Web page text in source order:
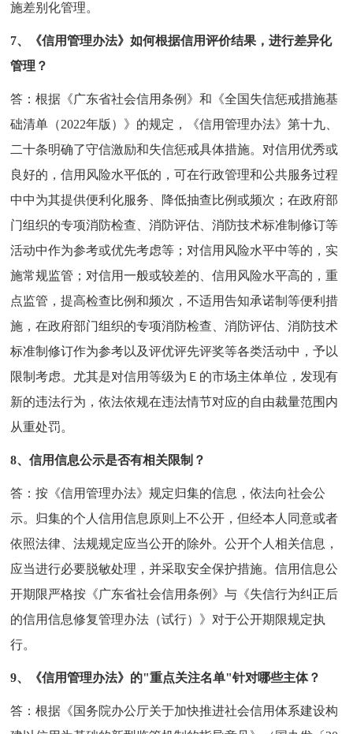
施差别化管理。
7、《信用管理办法》如何根据信用评价结果，进行差异化
管理？
答：根据《广东省社会信用条例》和《全国失信惩戒措施基
础清单（2022年版）》的规定，《信用管理办法》第十九、
二十条明确了守信激励和失信惩戒具体措施。对信用优秀或
良好的，信用风险水平低的，可在行政管理和公共服务过程
中中为其提供便利化服务、降低抽查比例或频次；在政府部
门组织的专项消防检查、消防评估、消防技术标准制修订等
活动中作为参考或优先考虑等；对信用风险水平中等的，实
施常规监管；对信用一般或较差的、信用风险水平高的，重
点监管，提高检查比例和频次，不适用告知承诺制等便利措
施，在政府部门组织的专项消防检查、消防评估、消防技术
标准制修订作为参考以及评优评先评奖等各类活动中，予以
限制考虑。尤其是对信用等级为Ｅ的市场主体单位，发现有
新的违法行为，依法依规在违法情节对应的自由裁量范围内
从重处罚。
8、信用信息公示是否有相关限制？
答：按《信用管理办法》规定归集的信息，依法向社会公
示。归集的个人信用信息原则上不公开，但经本人同意或者
依照法律、法规规定应当公开的除外。公开个人相关信息，
应当进行必要脱敏处理，并采取安全保护措施。信用信息公
开期限严格按《广东省社会信用条例》与《失信行为纠正后
的信用信息修复管理办法（试行）》对于公开期限规定执
行。
9、《信用管理办法》的"重点关注名单"针对哪些主体？
答：根据《国务院办公厅关于加快推进社会信用体系建设构